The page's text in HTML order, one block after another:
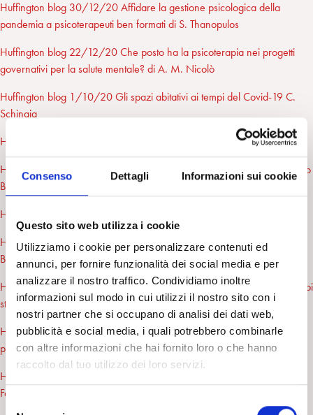
Consenso Dettagli Informazioni sui cookie
Questo sito web utilizza i cookie
Utilizziamo i cookie per personalizzare contenuti ed
annunci, per fornire funzionalità dei social media e per
analizzare il nostro traffico. Condividiamo inoltre
informazioni sul modo in cui utilizzi il nostro sito con i
nostri partner che si occupano di analisi dei dati web,
pubblicità e social media, i quali potrebbero combinarle
con altre informazioni che hai fornito loro o che hanno
raccolto dal tuo utilizzo dei loro servizi.
Huffington blog 30/12/20 Affidare la gestione psicologica della
pandemia a psicoterapeuti ben formati di S. Thanopulos
Huffington blog 22/12/20 Che posto ha la psicoterapia nei progetti
governativi per la salute mentale? di A. M. Nicolò
Huffington blog 1/10/20 Gli spazi abitativi ai tempi del Covid-19 C.
Schinaia
Huffington blog 5/9/20 La fobia della scuola di F. De Masi
Huffingtonblog 31/8/20 E. M. Izzo La rivoluzione incompiuta di Franco
Basaglia
Huffington blog 8/7/2020 Inguaribili speranze R. Corsa
Huffington blog 11/06/20 L’incertezza della contemporaneità. C.
Brosio
Huffington blog 15/05/20 L’altro ci angoscia ma l’altro siamo anche noi
stessi A. Baldassarro
Huffington blog 4/05/20 Sulla soglia della fase due, il diritto ad aver
paura G. Saraò
Huffington blog 28/04/20 Ciò che ci rende umani, malgrado tutto A.
Falci